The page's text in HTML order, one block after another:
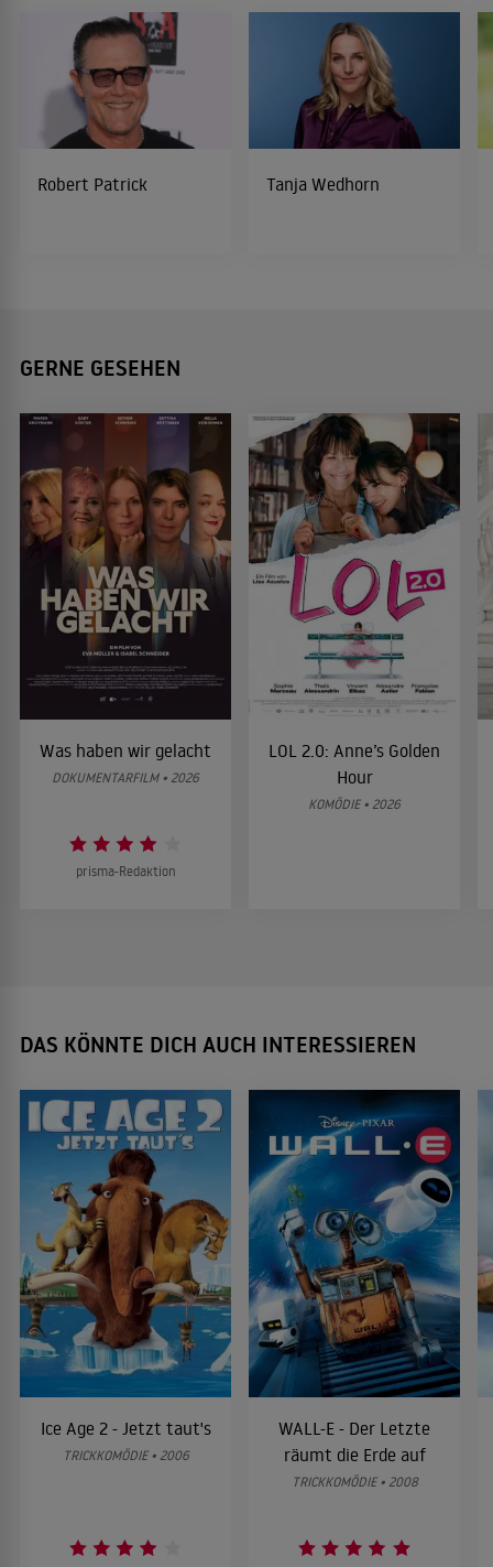
Robert Patrick Tanja Wedhorn
GERNE GESEHEN
Was haben wir gelacht
DOKUMENTARFILM • 2026
prisma-Redaktion
LOL 2.0: Anne’s Golden
Hour
KOMÖDIE • 2026
DAS KÖNNTE DICH AUCH INTERESSIEREN
Ice Age 2 - Jetzt taut's
TRICKKOMÖDIE • 2006
WALL-E - Der Letzte
räumt die Erde auf
TRICKKOMÖDIE • 2008